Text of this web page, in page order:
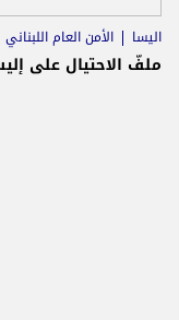
اليسا الأمن العام اللبناني
ملفّ الاحتيال على